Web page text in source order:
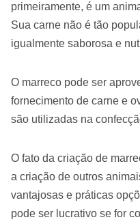
primeiramente, é um
Sua carne não é tão
igualmente saborosa e
O marreco pode ser
fornecimento de carne e
são utilizadas na
O fato da criação de
a criação de outros
vantajosas e práticas
pode ser lucrativo se for